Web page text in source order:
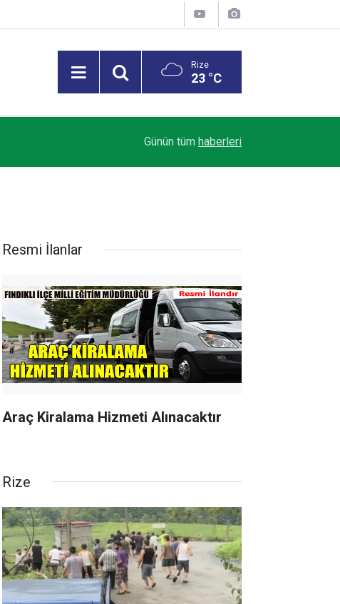
Rize
23 °C
Çaykur Rizespor, yeni sezon hazırlıklarını
Günün tüm haberleri
Resmi İlanlar
Araç Kiralama Hizmeti Alınacaktır
Rize